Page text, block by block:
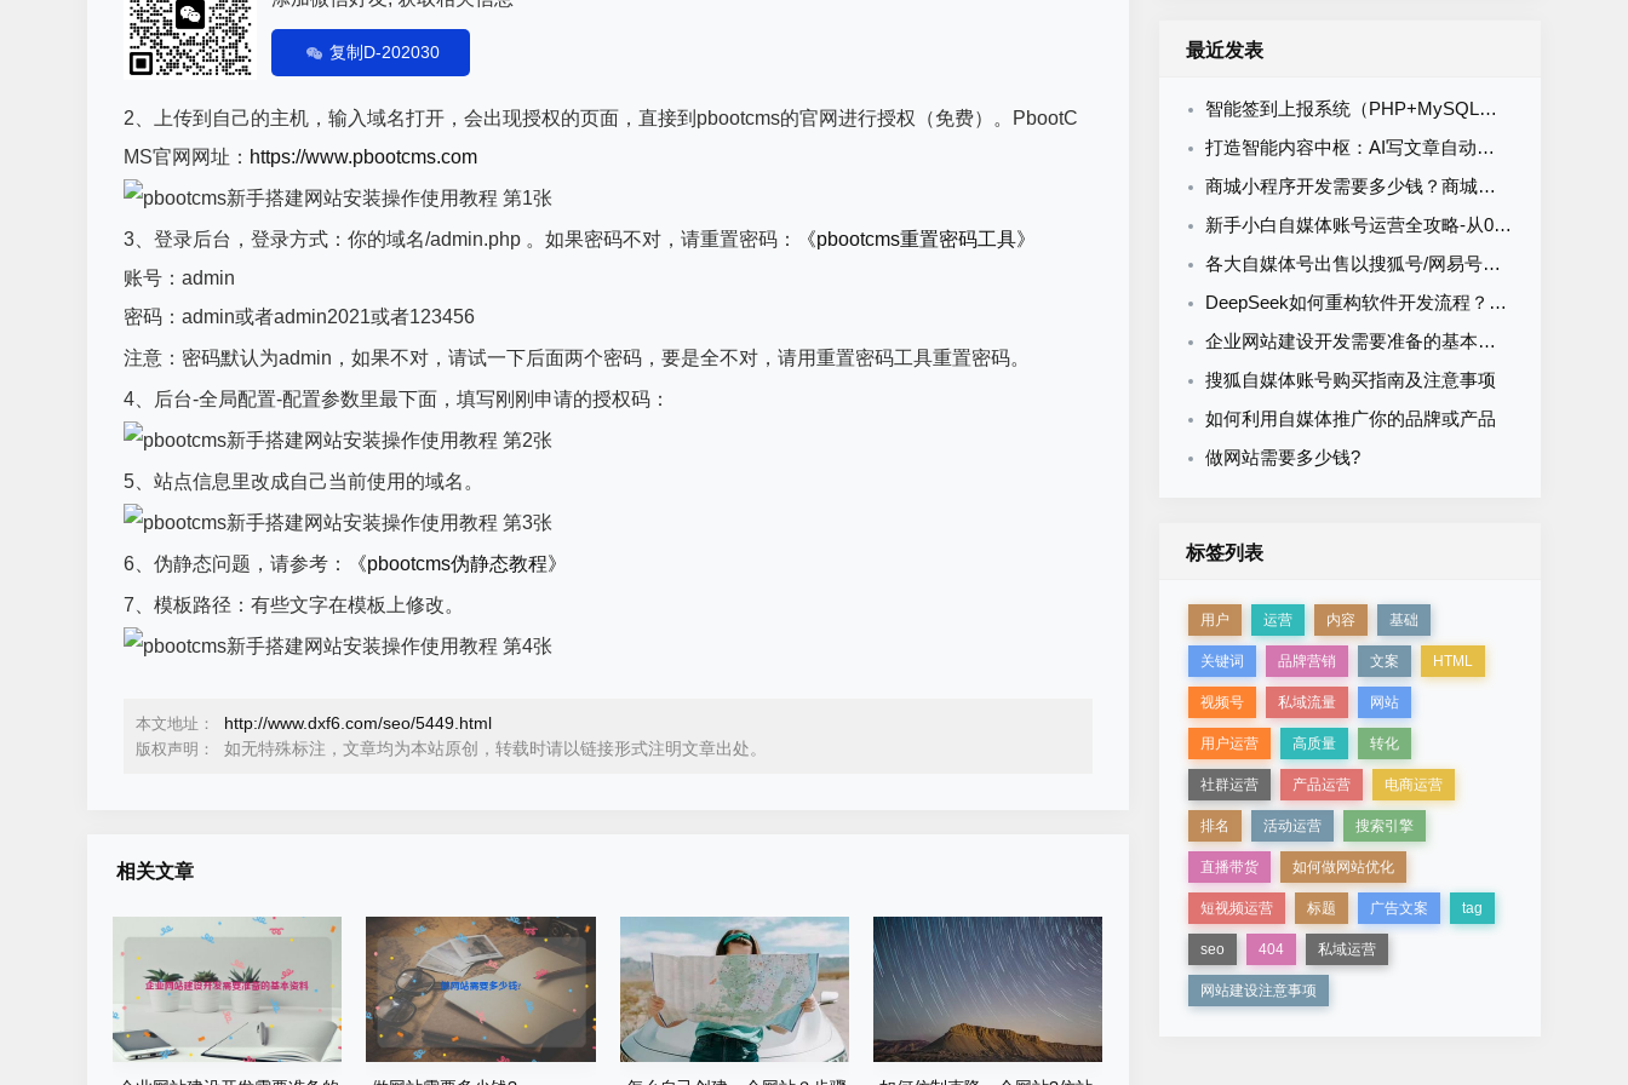
复制D-202030
2、上传到自己的主机，输入域名打开，会出现授权的页面，直接到pbootcms的官网进行授权（免费）。PbootC
MS官网网址： https://www.pbootcms.com
3、登录后台，登录方式：你的域名/admin.php 。如果密码不对，请重置密码：
《pbootcms重置密码工具》
账号：admin
密码：admin或者admin2021或者123456
注意：密码默认为admin，如果不对，请试一下后面两个密码，要是全不对，请用重置密码工具重置密码。
4、后台-全局配置-配置参数里最下面，填写刚刚申请的授权码：
5、站点信息里改成自己当前使用的域名。
6、伪静态问题，请参考：
《pbootcms伪静态教程》
7、模板路径：有些文字在模板上修改。
本文地址： http://www.dxf6.com/seo/5449.html
版权声明： 如无特殊标注，文章均为本站原创，转载时请以链接形式注明文章出处。
相关文章
最近发表
智能签到上报系统（PHP+MySQL）食堂/企业/学校多场景通用
打造智能内容中枢：AI写文章自动发布系统的定制开发
商城小程序开发需要多少钱？商城小程序开发收费标准
新手小白自媒体账号运营全攻略-从0到1打造购买自媒体账号网易搜索知乎百家号
各大自媒体号出售以搜狐号/网易号为核心的流量与排名解析
DeepSeek如何重构软件开发流程？AI驱动优化的5大实战场景解析
企业网站建设开发需要准备的基本资料
搜狐自媒体账号购买指南及注意事项
如何利用自媒体推广你的品牌或产品
做网站需要多少钱?
标签列表
用户 运营 内容 基础
关键词 品牌营销 文案 HTML
视频号 私域流量 网站
用户运营 高质量 转化
社群运营 产品运营 电商运营
排名 活动运营 搜索引擎
直播带货 如何做网站优化
短视频运营 标题 广告文案 tag
seo 404 私域运营
网站建设注意事项